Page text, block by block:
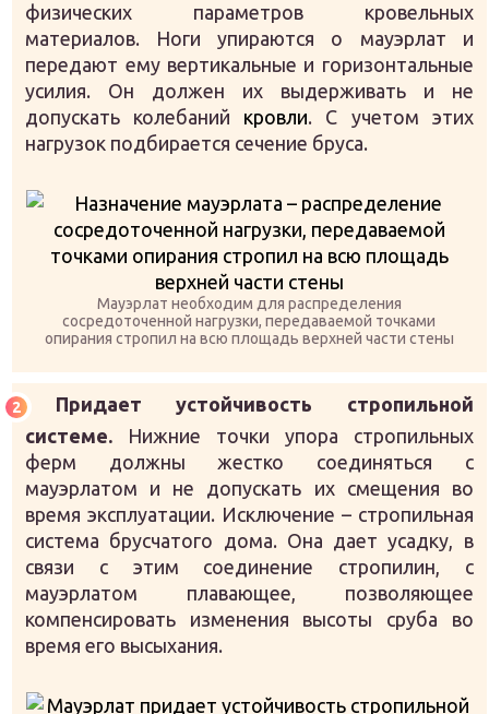
физических параметров кровельных
материалов. Ноги упираются о мауэрлат и
передают ему вертикальные и горизонтальные
усилия. Он должен их выдерживать и не
допускать колебаний кровли. С учетом этих
нагрузок подбирается сечение бруса.
Мауэрлат необходим для распределения
сосредоточенной нагрузки, передаваемой точками
опирания стропил на всю площадь верхней части стены
Придает устойчивость стропильной
системе. Нижние точки упора стропильных
ферм должны жестко соединяться с
мауэрлатом и не допускать их смещения во
время эксплуатации. Исключение – стропильная
система брусчатого дома. Она дает усадку, в
связи с этим соединение стропилин, с
мауэрлатом плавающее, позволяющее
компенсировать изменения высоты сруба во
время его высыхания.